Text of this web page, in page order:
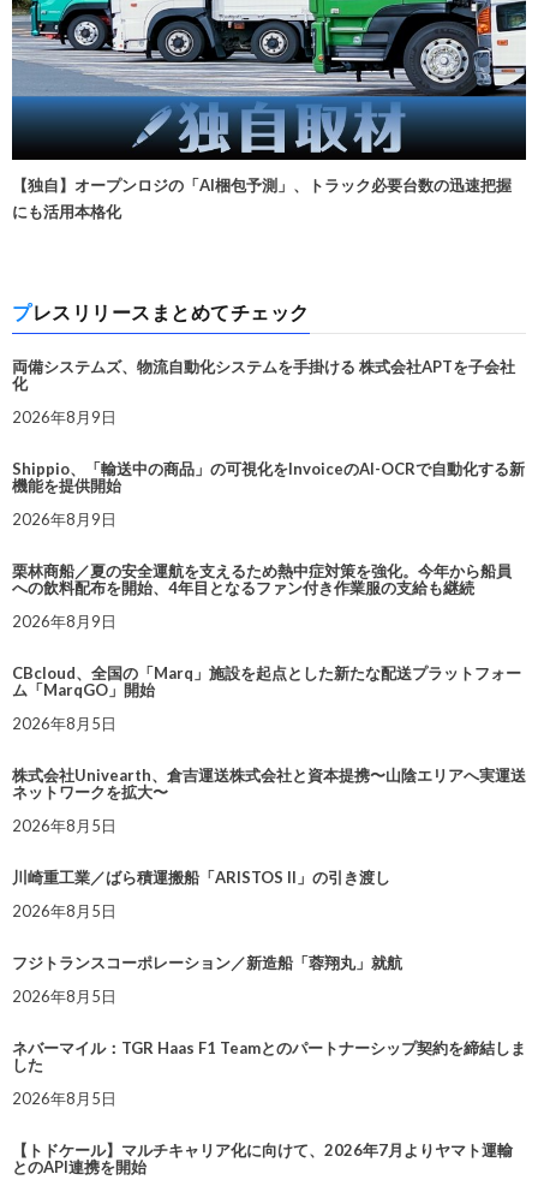
【独自】オープンロジの「AI梱包予測」、トラック必要台数の迅速把握
にも活用本格化
プレスリリースまとめてチェック
両備システムズ、物流自動化システムを手掛ける 株式会社APTを子会社
化
2026年8月9日
Shippio、「輸送中の商品」の可視化をInvoiceのAI-OCRで自動化する新
機能を提供開始
2026年8月9日
栗林商船／夏の安全運航を支えるため熱中症対策を強化。今年から船員
への飲料配布を開始、4年目となるファン付き作業服の支給も継続
2026年8月9日
CBcloud、全国の「Marq」施設を起点とした新たな配送プラットフォー
ム「MarqGO」開始
2026年8月5日
株式会社Univearth、倉吉運送株式会社と資本提携〜山陰エリアへ実運送
ネットワークを拡大〜
2026年8月5日
川崎重工業／ばら積運搬船「ARISTOS II」の引き渡し
2026年8月5日
フジトランスコーポレーション／新造船「蓉翔丸」就航
2026年8月5日
ネバーマイル：TGR Haas F1 Teamとのパートナーシップ契約を締結しま
した
2026年8月5日
【トドケール】マルチキャリア化に向けて、2026年7月よりヤマト運輸
とのAPI連携を開始